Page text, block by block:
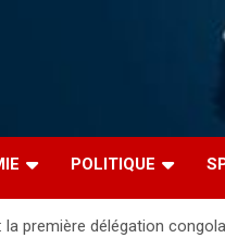
POLITIQUE
première délégation